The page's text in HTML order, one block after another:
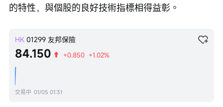
的特性，與個股的良好技術指標相得益彰。
HK 01299 友邦保險
84.150 +0.850 +1.02%
交易中 01/05 01:31